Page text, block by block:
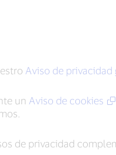
Aviso de privacidad
un Aviso de cookies
de privacidad